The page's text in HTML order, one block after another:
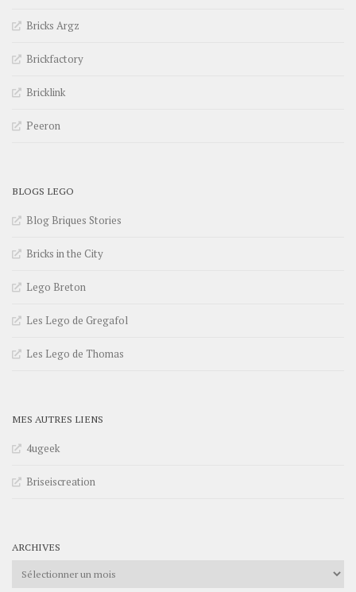
Bricks Argz
Brickfactory
Bricklink
Peeron
BLOGS LEGO
Blog Briques Stories
Bricks in the City
Lego Breton
Les Lego de Gregafol
Les Lego de Thomas
MES AUTRES LIENS
4ugeek
Briseiscreation
ARCHIVES
Archives